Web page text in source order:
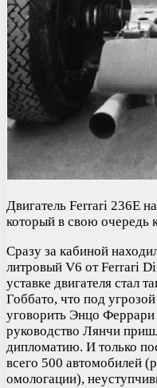
Двигатель Ferrari 236E
который в свою очередь
Сразу за кабиной
литровый V6 от Ferrari
уставке двигателя стал
Гоббато, что под
уговорить Энцо
руководство Лянчи
дипломатию. И только
всего 500 автомобилей
омологации),